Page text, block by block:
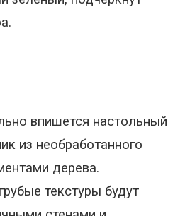
впишется настольный
из необработанного
дерева.
текстуры будут